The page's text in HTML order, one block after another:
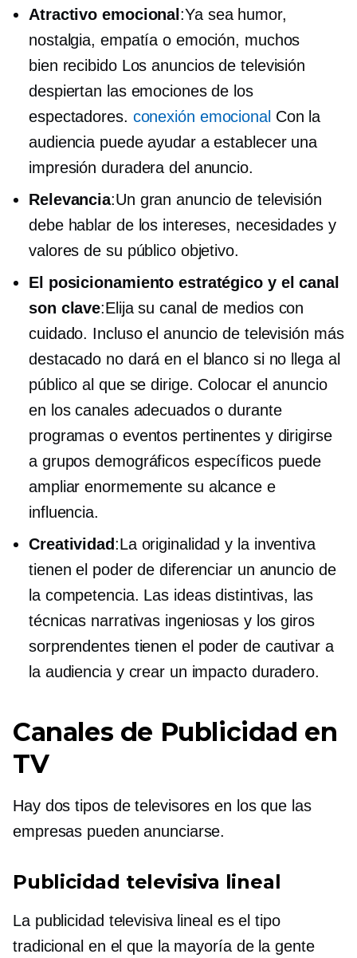
Atractivo emocional :Ya sea humor,
nostalgia, empatía o emoción, muchos
bien recibidoLos anuncios de televisión
despiertan las emociones de los
espectadores. conexión emocional Con la
audiencia puede ayudar a establecer una
impresión duradera del anuncio.
Relevancia:Un gran anuncio de televisión
debe hablar de los intereses, necesidades y
valores de su público objetivo.
El posicionamiento estratégico y el canal
son clave:Elija su canal de medios con
cuidado. Incluso el anuncio de televisión más
destacado no dará en el blanco si no llega al
público al que se dirige. Colocar el anuncio
en los canales adecuados o durante
programas o eventos pertinentes y dirigirse
a grupos demográficos específicos puede
ampliar enormemente su alcance e
influencia.
Creatividad:La originalidad y la inventiva
tienen el poder de diferenciar un anuncio de
la competencia. Las ideas distintivas, las
técnicas narrativas ingeniosas y los giros
sorprendentes tienen el poder de cautivar a
la audiencia y crear un impacto duradero.
Canales de Publicidad en
TV
Hay dos tipos de televisores en los que las
empresas pueden anunciarse.
Publicidad televisiva lineal
La publicidad televisiva lineal es el tipo
tradicional en el que la mayoría de la gente